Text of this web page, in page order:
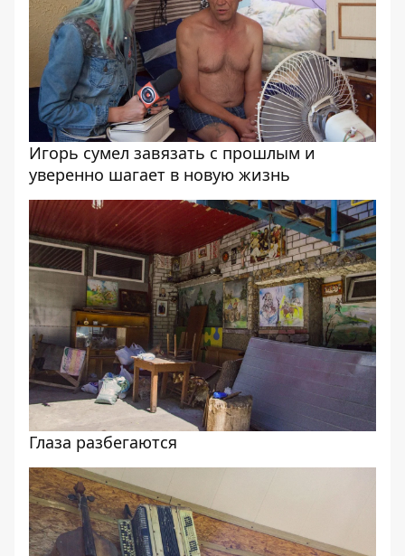
Игорь сумел завязать с прошлым и
уверенно шагает в новую жизнь
Глаза разбегаются